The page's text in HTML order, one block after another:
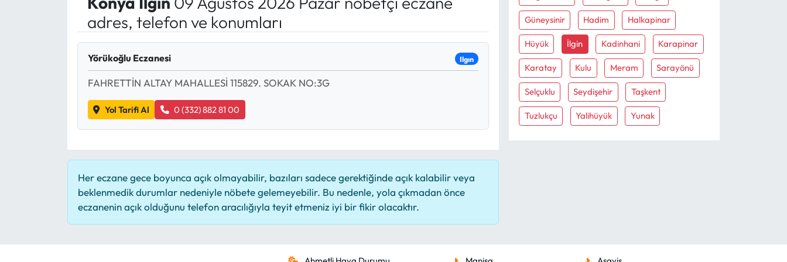
adres, telefon ve konumları
Yörükoğlu Eczanesi Ilgın
FAHRETTİN ALTAY MAHALLESİ 115829. SOKAK NO:3G
Yol Tarifi Al 0 (332) 882 81 00
Her eczane gece boyunca açık olmayabilir, bazıları sadece gerektiğinde açık kalabilir veya
beklenmedik durumlar nedeniyle nöbete gelemeyebilir. Bu nedenle, yola çıkmadan önce
eczanenin açık olduğunu telefon aracılığıyla teyit etmeniz iyi bir fikir olacaktır.
Güneysinir Hadim Halkapinar
Hüyük İlgin Kadinhani Karapinar
Karatay Kulu Meram Sarayönü
Selçuklu Seydişehir Taşkent
Tuzlukçu Yalihüyük Yunak